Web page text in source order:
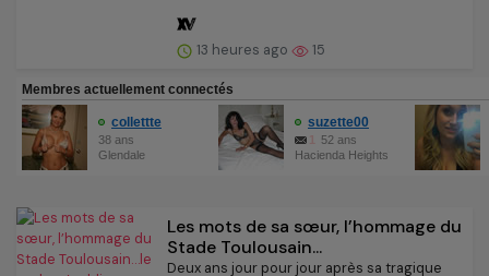
13 heures ago 15
Les mots de sa sœur, l’hommage du
Stade Toulousain...
Deux ans jour pour jour après sa tragique